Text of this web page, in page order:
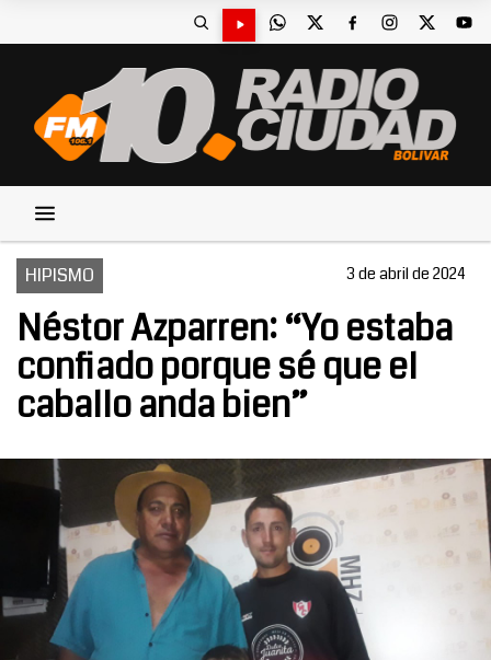
HIPISMO 3 de abril de 2024
Néstor Azparren: “Yo estaba
confiado porque sé que el
caballo anda bien”